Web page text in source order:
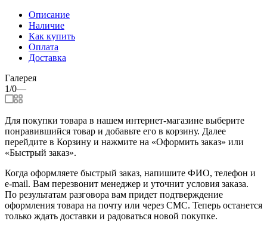
Описание
Наличие
Как купить
Оплата
Доставка
Галерея
1/0—
Для покупки товара в нашем интернет-магазине выберите
понравившийся товар и добавьте его в корзину. Далее
перейдите в Корзину и нажмите на «Оформить заказ» или
«Быстрый заказ».
Когда оформляете быстрый заказ, напишите ФИО, телефон и
e-mail. Вам перезвонит менеджер и уточнит условия заказа.
По результатам разговора вам придет подтверждение
оформления товара на почту или через СМС. Теперь останется
только ждать доставки и радоваться новой покупке.